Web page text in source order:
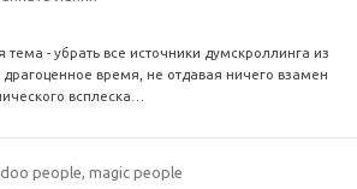
тема - убрать все источники думскроллинга из
время, не отдавая ничего взамен
всплеска…
people, magic people